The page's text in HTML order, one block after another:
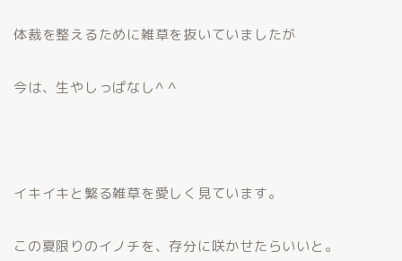
体裁を整えるために雑草を抜いていましたが
今は、生やしっぱなし^ ^
イキイキと繁る雑草を愛しく見ています。
この夏限りのイノチを、存分に咲かせたらいいと。